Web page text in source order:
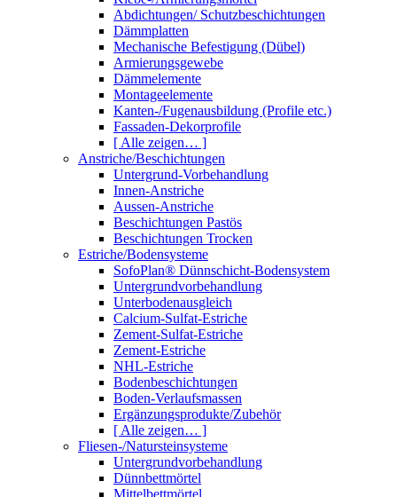
Abdichtungen/ Schutzbeschichtungen
Dämmplatten
Mechanische Befestigung (Dübel)
Armierungsgewebe
Dämmelemente
Montageelemente
Kanten-/Fugenausbildung (Profile etc.)
Fassaden-Dekorprofile
[ Alle zeigen… ]
Anstriche/Beschichtungen
Untergrund-Vorbehandlung
Innen-Anstriche
Aussen-Anstriche
Beschichtungen Pastös
Beschichtungen Trocken
Estriche/Bodensysteme
SofoPlan® Dünnschicht-Bodensystem
Untergrundvorbehandlung
Unterbodenausgleich
Calcium-Sulfat-Estriche
Zement-Sulfat-Estriche
Zement-Estriche
NHL-Estriche
Bodenbeschichtungen
Boden-Verlaufsmassen
Ergänzungsprodukte/Zubehör
[ Alle zeigen… ]
Fliesen-/Natursteinsysteme
Untergrundvorbehandlung
Dünnbettmörtel